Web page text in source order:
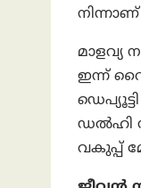
മാളവ്യ
ഇന്ന്
ഡൽഹി
വകുപ്പ്